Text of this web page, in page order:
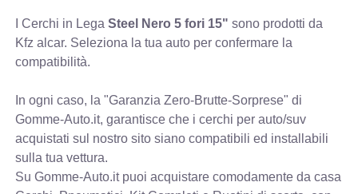
I Cerchi in LegaSteel Nero 5 fori 15" sono prodotti da
Kfz alcar. Seleziona la tua auto per confermare la
compatibilità.
In ogni caso, la "Garanzia Zero-Brutte-Sorprese" di
Gomme-Auto.it, garantisce che i cerchi per auto/suv
acquistati sul nostro sito siano compatibili ed installabili
sulla tua vettura.
Su Gomme-Auto.it puoi acquistare comodamente da casa